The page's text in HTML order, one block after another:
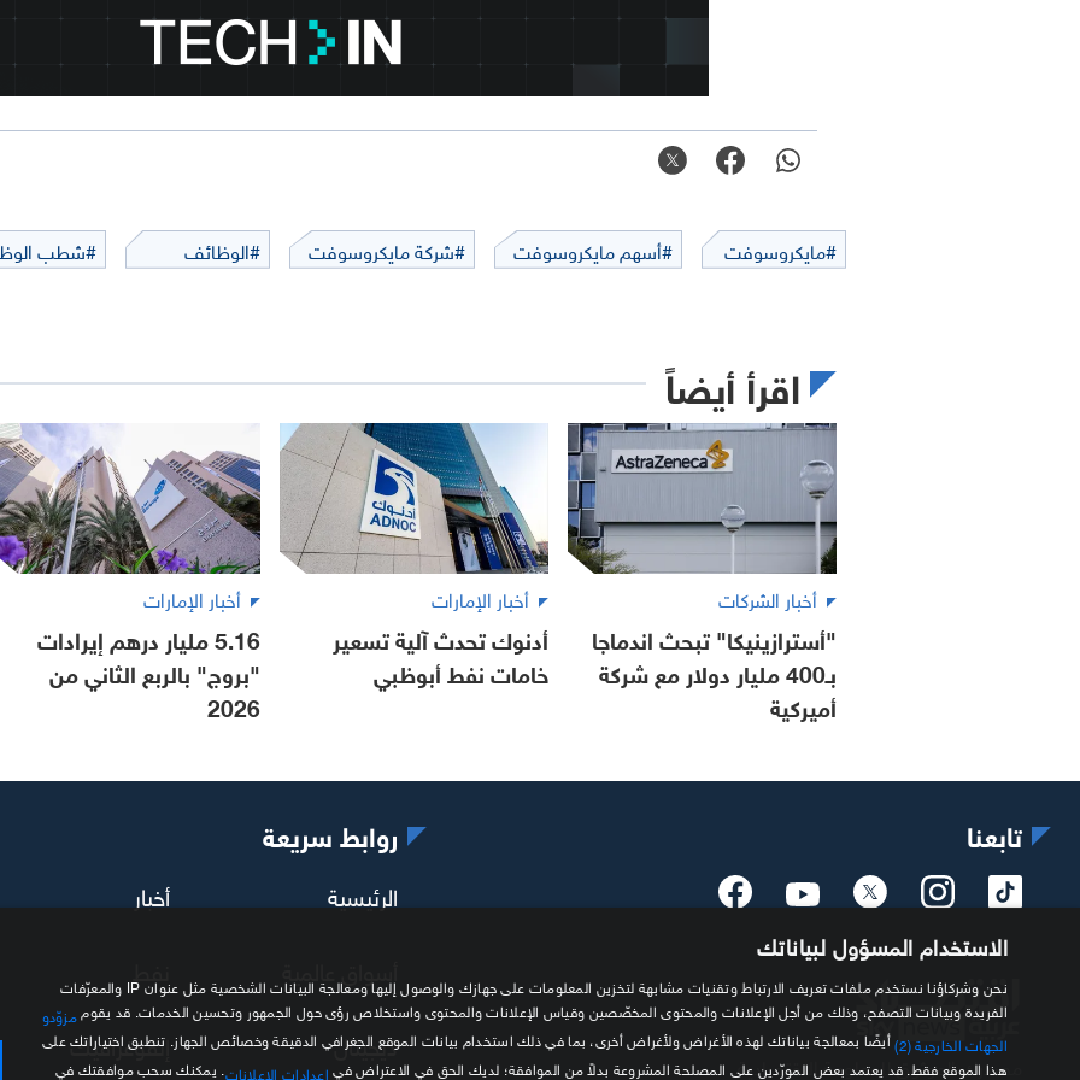
#مايكروسوفت #أسهم مايكروسوفت #شركة مايكروسوفت #الوظائف #شطب
اقرأ أيضاً
أخبار الشركات
"أسترازينيكا" تبحث اندماجا
بـ400 مليار دولار مع شركة
أميركية
أخبار الإمارات
أدنوك تحدث آلية تسعير
خامات نفط أبوظبي
أخبار الإمارات
5.16 مليار درهم إيرادات
"بروج" بالربع الثاني من
2026
تابعنا
مصدرك الموثوق للمعلومة الاقتصادية
روابط سريعة
الرئيسية
أخبار
ديجيتال
إنفوغرافيك
الاستخدام المسؤول لبياناتك
نحن وشركاؤنا نستخدم ملفات تعريف الارتباط وتقنيات مشابهة لتخزين المعلومات على جهازك والوصول إليها ومعالجة البيانات الشخصية مثل عنوان IP والمعرّفات
الفريدة وبيانات التصفح، وذلك من أجل الإعلانات والمحتوى المخصّصين وقياس الإعلانات والمحتوى واستخلاص رؤى حول الجمهور وتحسين الخدمات. قد يقوم مزوّدو
الجهات الخارجية (2)
أيضًا بمعالجة بياناتك لهذه الأغراض ولأغراض أخرى، بما في ذلك استخدام بيانات الموقع الجغرافي الدقيقة وخصائص الجهاز. تنطبق اختياراتك على
هذا الموقع فقط. قد يعتمد بعض المورّدين على المصلحة المشروعة بدلاً من الموافقة؛ لديك الحق في الاعتراض في إعدادات الإعلانات . يمكنك سحب موافقتك في